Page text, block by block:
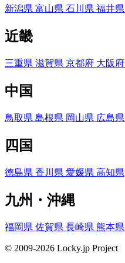
新潟県 富山県 石川県 福井県
近畿
三重県 滋賀県 京都府 大阪府
中国
鳥取県 島根県 岡山県 広島県
四国
徳島県 香川県 愛媛県 高知県
九州・沖縄
福岡県 佐賀県 長崎県 熊本県
© 2009-2026 Locky.jp Project